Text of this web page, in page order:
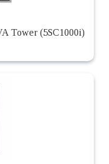
Tower (5SC1000i)